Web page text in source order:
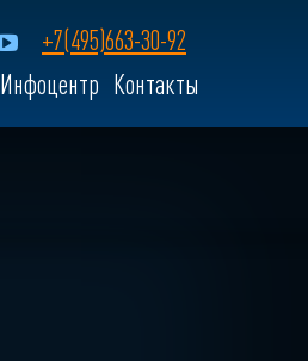
+7(495)663-30-92
Инфоцентр Контакты